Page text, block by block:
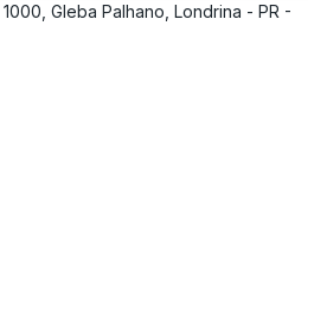
Gleba Palhano, Londrina - PR -